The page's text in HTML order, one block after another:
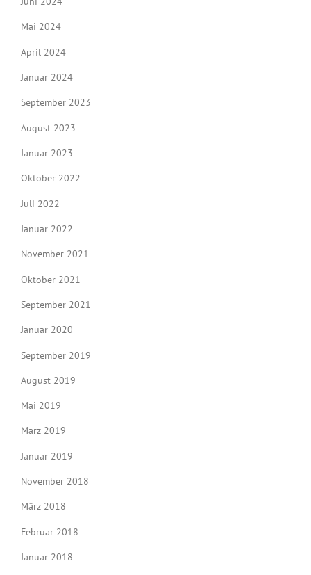
Mai 2024
April 2024
Januar 2024
September 2023
August 2023
Januar 2023
Oktober 2022
Juli 2022
Januar 2022
November 2021
Oktober 2021
September 2021
Januar 2020
September 2019
August 2019
Mai 2019
März 2019
Januar 2019
November 2018
März 2018
Februar 2018
Januar 2018